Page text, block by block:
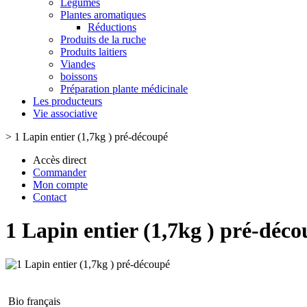
Légumes
Plantes aromatiques
Réductions
Produits de la ruche
Produits laitiers
Viandes
boissons
Préparation plante médicinale
Les producteurs
Vie associative
> 1 Lapin entier (1,7kg ) pré-découpé
Accès direct
Commander
Mon compte
Contact
1 Lapin entier (1,7kg ) pré-
Bio français